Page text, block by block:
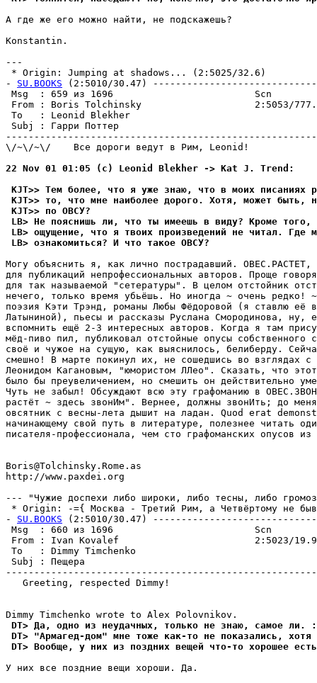
А где же его можно найти, не подскажешь?
Konstantin.
---
* Origin: Jumping at shadows... (2:5025/32.6)
- SU.BOOKS (2:5010/30.47)
Msg  : 659 из 1696
From : Boris Tolchinsky                    2:5053/
To   : Leonid Blekher
Subj : Гарри
\/~\/~\/    Все дороги ведут в Рим, Leonid!
22 Nov 01 01:05 (с) Leonid Blekher -> Kat J. Trend:
KJT>> Тем более, что я уже знаю, что в моих писаниях
KJT>> то, что мне наиболее дорого. Хотя, может быть,
KJT>> по ОВСУ?
LB> Не пояснишь ли, что ты имеешь в виду? Кроме того,
LB> ощущение, что я твоих произведений не читал. Где
LB> ознакомиться? И что такое ОВСУ?
Могу объяснить я, как лично пострадавший.
для публикаций непрофессиональных авторов. Проще
для так называемой "сетературы". В целом отстойник
нечего, только время убьёшь. Hо иногда ~ очень редко!
поэзия Кэти Трэнд, романы Любы Фёдоровой (я ставлю её
Латыниной), пьесы и рассказы Руслана Смородинова, ну,
вспомнить ещё 2-3 интересных авторов. Когда я там
мёд-пиво пил, публиковал отстойные опусы собственного
своё и чужое на сущую, как выяснилось, белиберду.
смешно! В марте покинул их, не сошедшись во взглядах с
Леонидом Кагановым, "юмористом ЛЛео". Сказать, что
было бы преувеличением, но смешить он действительно
Чуть не забыл! Обсуждают всю эту графоманию в
растёт ~ здесь звонИм". Вернее, должны звонИть; до
овсятник с весны-лета дышит на ладан. Quod erat
начинающему свой путь в литературе, полезнее читать
писателя-профессионала, чем сто графоманских опусов
Boris@Tolchinsky.Rome.as
http://www.paxdei.org
--- "Чужие доспехи либо широки, либо тесны, либо
* Origin: -={ Москва - Третий Рим, а Четвёртому не
- SU.BOOKS (2:5010/30.47)
Msg  : 660 из 1696
From : Ivan Kovalef                        2:5023/19.9
To   : Dimmy Timchenko
Subj :
   Greeting, respected Dimmy!
DT> Да, одно из неудачных, только не знаю, самое
DT> "Армагед-дом" мне тоже как-то не показались, хотя
DT> Вообще, у них из поздних вещей что-то хорошее
У них все поздние вещи хоpоши. Да.